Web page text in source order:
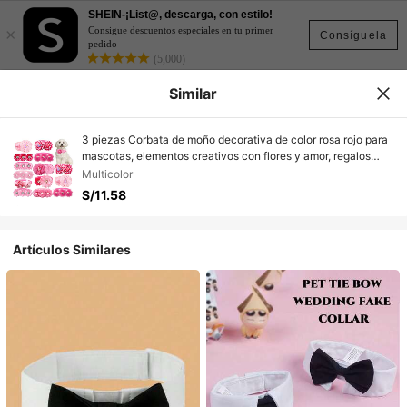
Consíguela
×
SHEIN-¡List@, descarga, con estilo!
Consigue descuentos especiales en tu primer
pedido
(5,000)
Similar
3 piezas Corbata de moño decorativa de color rosa rojo para
mascotas, elementos creativos con flores y amor, regalos
elegantes y de alta gama para mascotas, perfectos para
decoración de mascotas en bodas, Año Nuevo, cumpleaños y
fiestas de propuesta, con estilos aleatorios
Multicolor
S/11.58
Artículos Similares